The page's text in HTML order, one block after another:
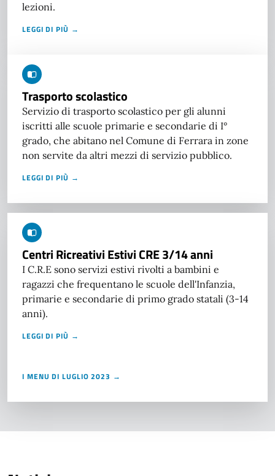
lezioni.
LEGGI DI PIÙ →
Trasporto scolastico
Servizio di trasporto scolastico per gli alunni
iscritti alle scuole primarie e secondarie di I°
grado, che abitano nel Comune di Ferrara in zone
non servite da altri mezzi di servizio pubblico.
LEGGI DI PIÙ →
Centri Ricreativi Estivi CRE 3/14 anni
I C.R.E sono servizi estivi rivolti a bambini e
ragazzi che frequentano le scuole dell'Infanzia,
primarie e secondarie di primo grado statali (3-14
anni).
LEGGI DI PIÙ →
I MENU DI LUGLIO 2023 →